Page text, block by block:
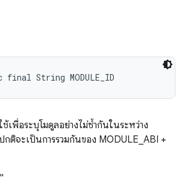
String MODULE_ID
เพื่อระบุโมดูลอย่างไม่ซ้ำกันในระหว่าง
ติจะเป็นการรวมกันของ MODULE_ABI +